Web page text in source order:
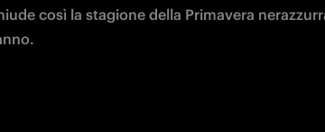
così la stagione della Primavera